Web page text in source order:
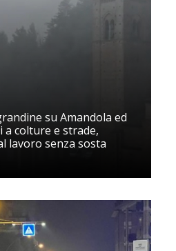
su Amandola ed
colture e strade,
lavoro senza sosta